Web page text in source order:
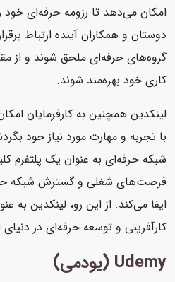
امکان می‌دهد تا رزومه حرفه‌ای خود
دوستان و همکاران آینده ارتباط
گروه‌های حرفه‌ای ملحق شوند و از
کاری خود بهره‌مند شوند.
لینکدین همچنین به کارفرمایان
با تجربه و مهارت مورد نیاز خود
شبکه حرفه‌ای به عنوان یک پلتفرم
فرصت‌های شغلی و گسترش شبکه
ایفا می‌کند. از این رو، لینکدین به
کارآفرینی و توسعه حرفه‌ای در دنیای
Udemy (یودمی)